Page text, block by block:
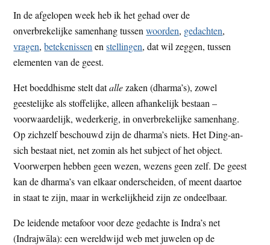
In de afgelopen week heb ik het gehad over de
onverbrekelijke samenhang tussenwoorden, gedachten,
vragen,betekenissen enstellingen, dat wil zeggen, tussen
elementen van de geest.
Het boeddhisme stelt datallezaken (dharma’s), zowel
geestelijke als stoffelijke, alleen afhankelijk bestaan –
voorwaardelijk, wederkerig, in onverbrekelijke samenhang.
Op zichzelf beschouwd zijn de dharma’s niets. Het Ding-an-
sich bestaat niet, net zomin als het subject of het object.
Voorwerpen hebben geen wezen, wezens geen zelf. De geest
kan de dharma’s van elkaar onderscheiden, of meent daartoe
in staat te zijn, maar in werkelijkheid zijn ze ondeelbaar.
De leidende metafoor voor deze gedachte is Indra’s net
(Indrajwāla): een wereldwijd web met juwelen op de